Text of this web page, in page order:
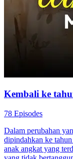
Kembali ke
78 Episodes
Dalam perubahan
dipindahkan ke
anak angkat yang